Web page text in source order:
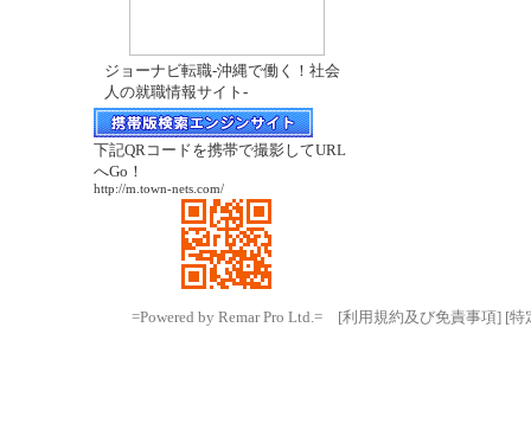
ジョーナビ転職-沖縄で働く！社会
人の就職情報サイト-
下記QRコードを携帯で撮影してURL
へGo！
http://m.town-nets.com/
=Powered by Remar Pro Ltd.= [利用規約及び免責事項] [特